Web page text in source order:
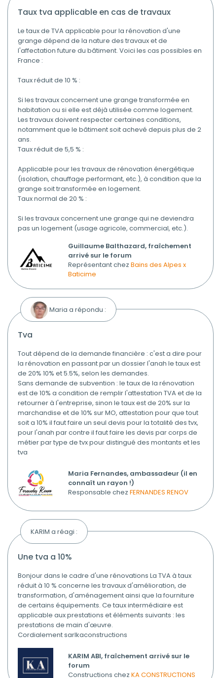
taux tva applicable en cas de travaux
Le taux de TVA applicable pour la rénovation d'une
grange dépend de la nature des travaux et de
l'affectation future du bâtiment. Voici les cas possibles en
France :
Taux réduit de 10 % :
Si les travaux concernent une grange transformée en
habitation ou si elle est déjà utilisée comme logement.
Les travaux doivent respecter certaines conditions,
notamment que le bâtiment soit achevé depuis plus de 2
ans.
Taux réduit de 5,5 % :
Applicable pour les travaux de rénovation énergétique
(isolation, chauffage performant, etc.), à condition que la
grange soit transformée en logement.
Taux normal de 20 % :
Si les travaux concernent une grange qui ne deviendra
pas un logement (usage agricole, commercial, etc.).
Guillaume Balthazard, fraîchement
arrivé sur le forum
Représentant chez Bains des Alpes x
Baticime
Maria a répondu :
tva
Tout dépend de la demande financière : c'est a dire pour
la rénovation en passant par un dossier l'anah le taux est
de 20% 10% et 5.5%, selon les demandes.
Sans demande de subvention : le taux de la rénovation
est de 10% a condition de remplir l'attestation TVA et de la
retourner à l'entreprise, sinon le taux est de 20% sur la
marchandise et de 10% sur MO, attestation pour que tout
soit a 10% il faut faire un seul devis pour la totalité des tvx,
pour l'anah par contre il faut faire les devis par corps de
métier par type de tvx pour distingué des montants et les
tva
Maria Fernandes, ambassadeur (il en
connaît un rayon !)
Responsable chez FERNANDES RENOV
KARIM a réagi :
une tva a 10%
Bonjour dans le cadre d'une rénovations La TVA à taux
réduit à 10 % concerne les travaux d'amélioration, de
transformation, d'aménagement ainsi que la fourniture
de certains équipements. Ce taux intermédiaire est
applicable aux prestations et éléments suivants : les
prestations de main d'œuvre.
Cordialement sarlkaconstructions
KARIM ABI, fraîchement arrivé sur le
forum
Constructions chez KA CONSTRUCTIONS